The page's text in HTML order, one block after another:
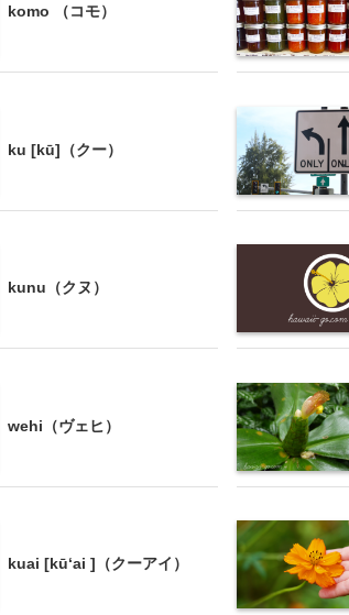
komo （コモ）
ku [kū]（クー）
kunu（クヌ）
wehi（ヴェヒ）
kuai [kūʻai ]（クーアイ）